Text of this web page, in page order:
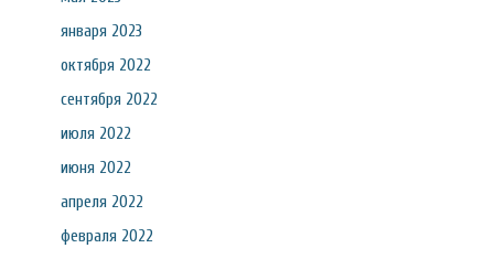
января 2023
октября 2022
сентября 2022
июля 2022
июня 2022
апреля 2022
февраля 2022